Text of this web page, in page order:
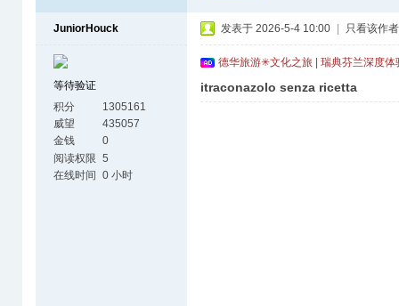
JuniorHouck
等待验证
积分
1305161
威望
435057
金钱
0
阅读权限 5
在线时间 0 小时
发表于 2026-5-4 10:00 只看该作者
德华旅游✳文化之旅 | 瑞典芬兰深度
itraconazolo senza ricetta